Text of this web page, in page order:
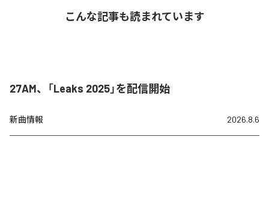
こんな記事も読まれています
27AM、「Leaks 2025」を配信開始
新曲情報 2026.8.6